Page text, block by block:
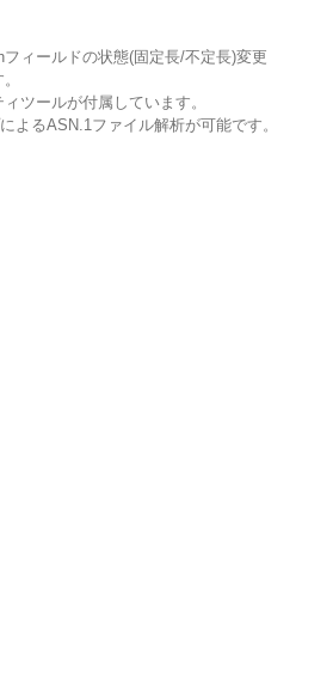
フィールドの状態(固定長/不定長)変更
ツールが付属しています。
よるASN.1ファイル解析が可能です。